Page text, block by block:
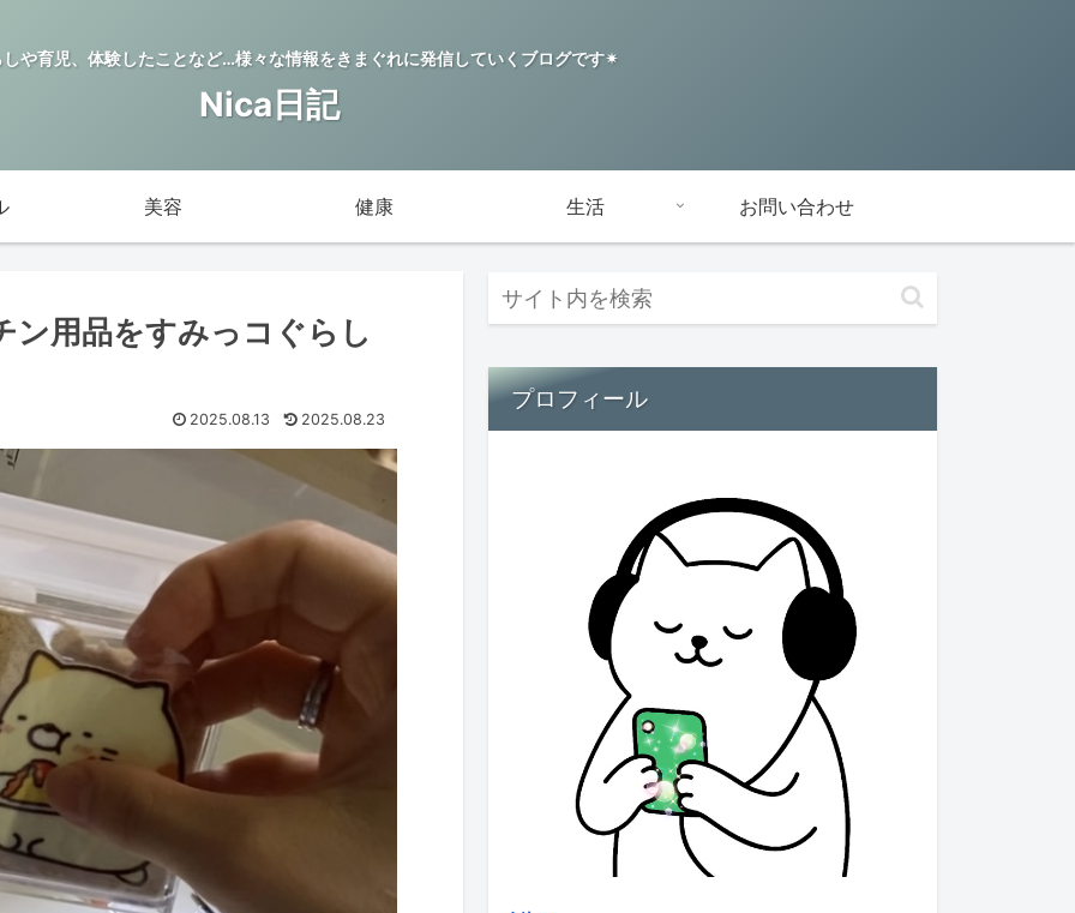
や育児、体験したことなど…様々な情報をきまぐれに発信していくブログです✴︎
Nica日記
美容 健康 生活 お問い合わせ
ン用品をすみっコぐらし
2025.08.13 2025.08.23
プロフィール